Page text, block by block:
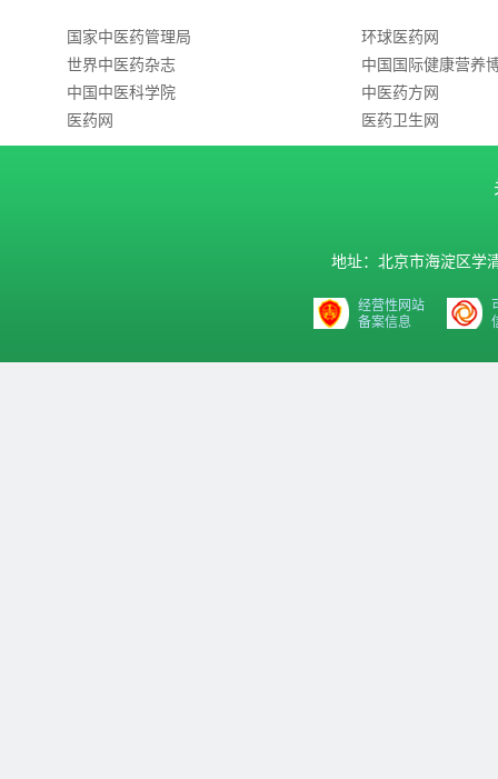
国家中医药管理局
世界中医药杂志
中国中医科学院
医药网
环球医药网
中国国际健康营养
中医药方网
医药卫生网
地址：北京市海淀区学
经营性网站
备案信息